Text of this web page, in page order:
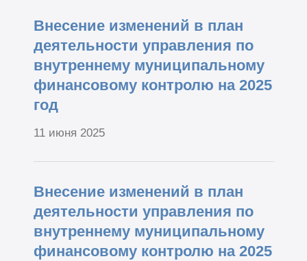
Внесение изменений в план
деятельности управления по
внутреннему муниципальному
финансовому контролю на 2025
год
11 июня 2025
Внесение изменений в план
деятельности управления по
внутреннему муниципальному
финансовому контролю на 2025